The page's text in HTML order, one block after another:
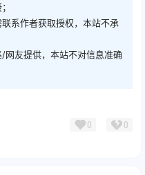
系作者获取授权，本站不承
网友提供，本站不对信息准确
0 0